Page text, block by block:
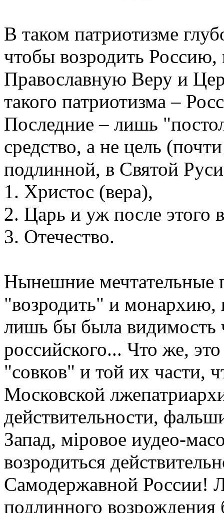
В таком патриотизме
чтобы возродить
Православную Веру и
такого патриотизма –
Последние – лишь
средство, а не цель
подлинной, в Святой
1. Христос (вера),
2. Царь и уж после этого
3. Отечество.
Нынешние мечтательные
"возродить" и монархию,
лишь бы была видимость
российского... Что же,
"совков" и той их части,
Московской
действительности,
Запад, мiровое иудео-
возродиться
Самодержавной России!
подлинного возрождения